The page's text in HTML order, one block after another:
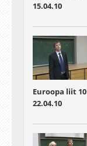
15.04.10
Euroopa liit 10
22.04.10